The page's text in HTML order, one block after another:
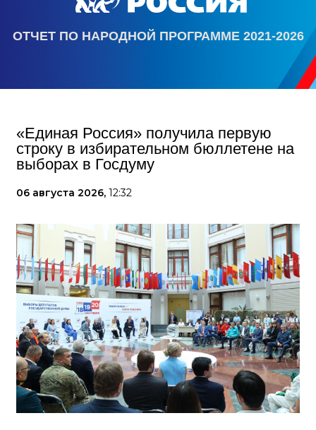
ОТЧЕТ ПО НАРОДНОЙ ПРОГРАММЕ 2021-2026
«Единая Россия» получила первую
строку в избирательном бюллетене на
выборах в Госдуму
06 августа 2026, 12:32